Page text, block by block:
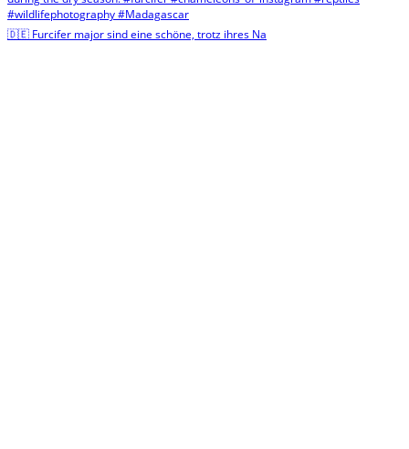
🇩🇪 Furcifer major sind eine schöne, trotz ihres Na